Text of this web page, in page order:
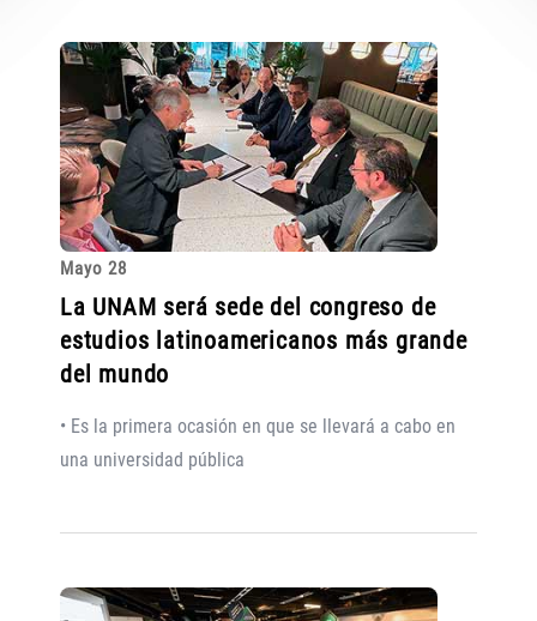
Mayo 28
La UNAM será sede del congreso de
estudios latinoamericanos más grande
del mundo
• Es la primera ocasión en que se llevará a cabo en
una universidad pública